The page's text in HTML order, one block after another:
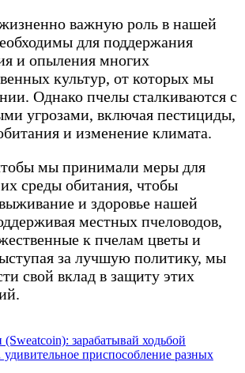
важную роль в нашей
для поддержания
и опыления многих
культур, от которых мы
Однако пчелы сталкиваются с
угрозами, включая пестициды,
и изменение климата.
мы принимали меры для
среды обитания, чтобы
и здоровье нашей
местных пчеловодов,
к пчелам цветы и
за лучшую политику, мы
свой вклад в защиту этих
(Sweatcoin): зарабатывай ходьбой
приспособление разных